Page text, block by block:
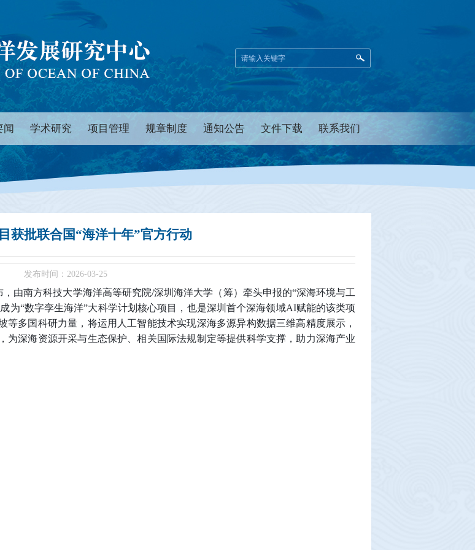
闻 学术研究 项目管理 规章制度 通知公告 文件下载 联系我们
获批联合国“海洋十年”官方行动
发布时间：2026-03-25
由南方科技大学海洋高等研究院/深圳海洋大学（筹）牵头申报的“深海环境与工
为“数字孪生海洋”大科学计划核心项目，也是深圳首个深海领域AI赋能的该类项
等多国科研力量，将运用人工智能技术实现深海多源异构数据三维高精度展示，
为深海资源开采与生态保护、相关国际法规制定等提供科学支撑，助力深海产业